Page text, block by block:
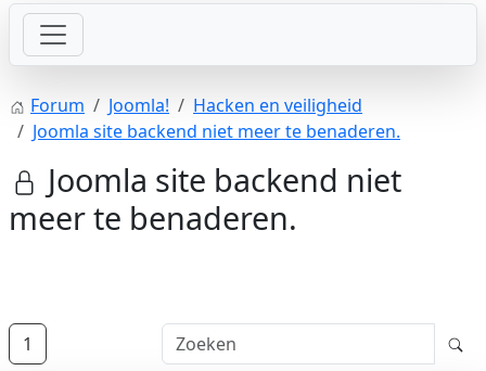
Forum Joomla!
Hacken en veiligheid
Joomla site backend niet meer te benaderen.
Joomla site backend niet
meer te benaderen.
1